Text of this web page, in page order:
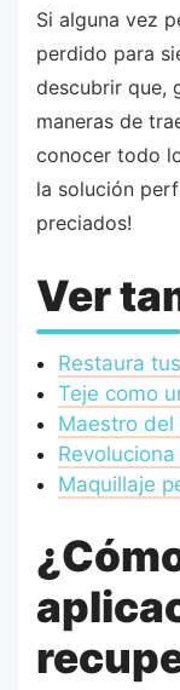
Si alguna vez
perdido para
descubrir que,
maneras de
conocer todo
la solución
preciados!
Ver
Restaura
Teje como
Maestro del
Maquillaje